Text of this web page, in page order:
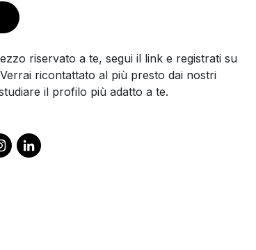
riservato a te, segui il link e registrati su
ricontattato al più presto dai nostri
il profilo più adatto a te.